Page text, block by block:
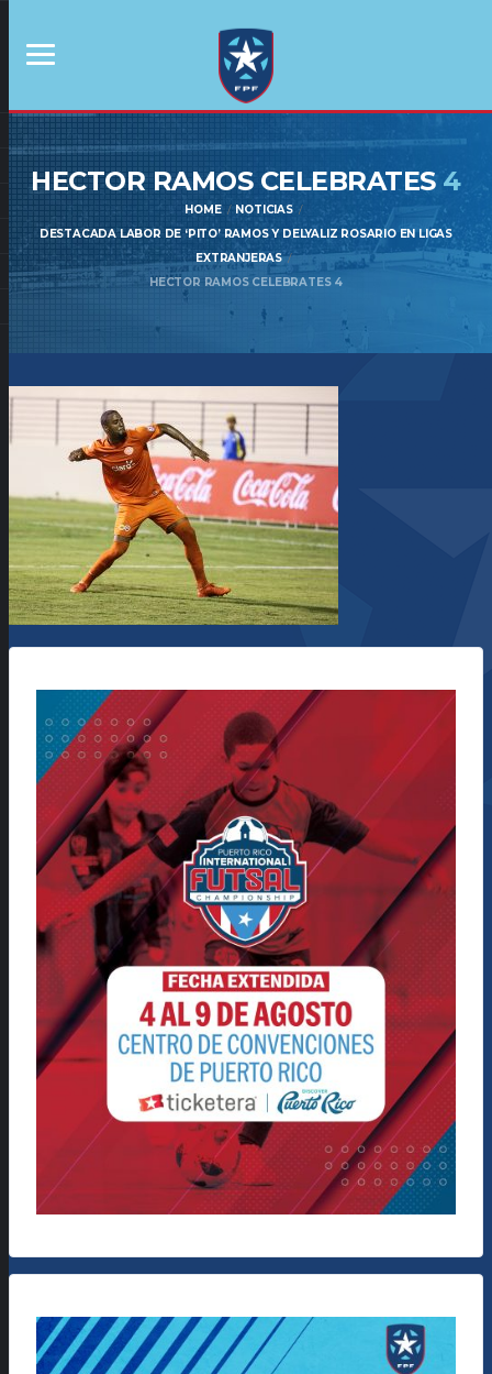
HECTOR RAMOS CELEBRATES 4
HOME
NOTICIAS
DESTACADA LABOR DE ‘PITO’ RAMOS Y DELYALIZ ROSARIO EN LIGAS
EXTRANJERAS
HECTOR RAMOS CELEBRATES 4